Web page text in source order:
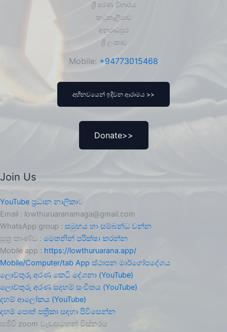
ශ්‍රී අරණ විහාරය
කටුකැලියාව
අනුරාධපුර
ශ්‍රී ලංකාව
Mobile: +94773015468
අභිනවයෙන් ඉදිවන ආරාමය >>
Donate>>
Join Us
YouTube ප්‍රධාන නාලිකාව
Email : lowthuruaranamaga@gmail.com
WhatsApp group : සමුහය හා සම්බන්ධ වන්න
සූත්‍ර කාණ්ඩ : මෙතනින් පරික්ෂා කරන්න
Mobile app : https://lowthuruarana.app/
Mobile/Computer/tab App ස්ථාපන මාර්ගෝපදේශය
ලොව්තුරු අරණ කෙටි දේශනා (YouTube)
ලොව්තුරු අරණ සදහම් සංචිතය (YouTube)
දහම් ආලෝකය (YouTube)
දහම් පොත් පත්‍රිකා සඳහා පිවිසෙන්න
සජීවී zoom වැඩසටහන් විස්තරය